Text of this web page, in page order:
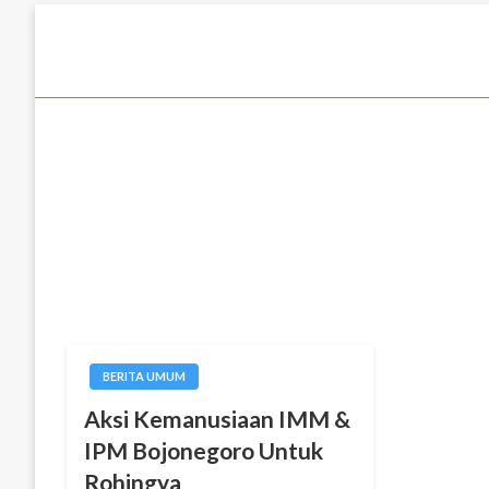
BERITA UMUM
Aksi Kemanusiaan IMM &
IPM Bojonegoro Untuk
Rohingya